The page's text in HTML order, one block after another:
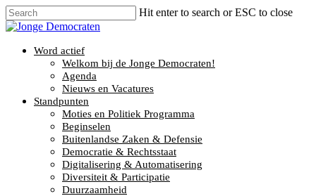
Hit enter to search or ESC to close
Word actief
Welkom bij de Jonge Democraten!
Agenda
Nieuws en Vacatures
Standpunten
Moties en Politiek Programma
Beginselen
Buitenlandse Zaken & Defensie
Democratie & Rechtsstaat
Digitalisering & Automatisering
Diversiteit & Participatie
Duurzaamheid